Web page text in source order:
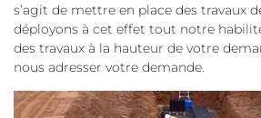
s’agit de mettre en place des travaux
déployons à cet effet tout notre
des travaux à la hauteur de votre
nous adresser votre demande.